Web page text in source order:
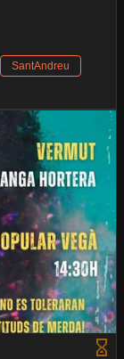
SantAndreu